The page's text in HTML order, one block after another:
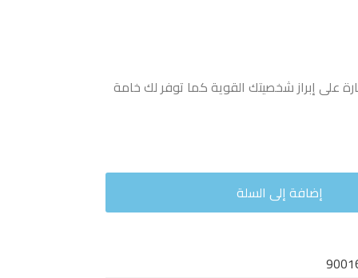
على إبراز شخصيتك القوية كما توفر لك خامة
إضافة إلى السلة